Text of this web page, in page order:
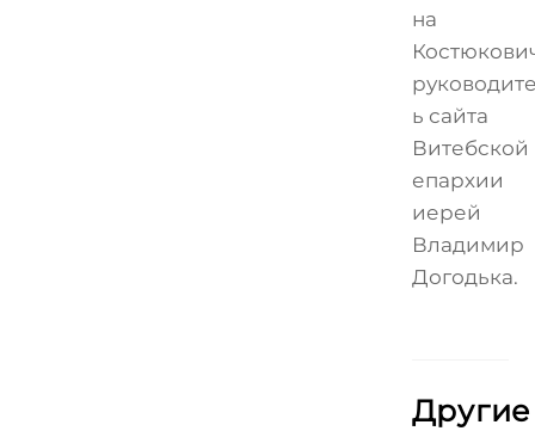
на
ь сайта
Витебской
епархии
иерей
Владимир
Догодька.
Другие